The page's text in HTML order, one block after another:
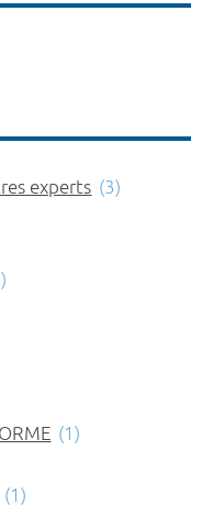
experts (3)
(1)
(1)